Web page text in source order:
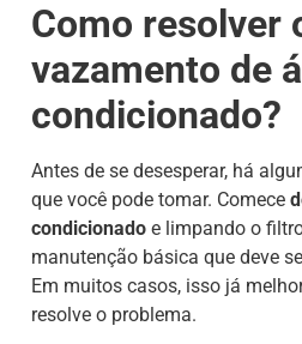
Como resolver
vazamento de
condicionado?
Antes de se desesperar, há
que você pode tomar. Comece
condicionado e limpando o
manutenção básica que deve
Em muitos casos, isso já
resolve o problema.